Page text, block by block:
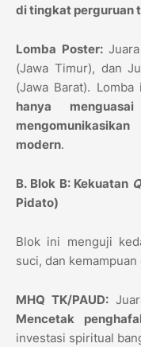
di tingkat perguruan
Lomba Poster:Juara
(Jawa Timur), dan
(Jawa Barat).
hanya
modern.
B. Blok B: Kekuatan
Pidato)
Blok ini menguji
suci, dan
MHQ TK/PAUD:
Mencetak
investasi spiritual